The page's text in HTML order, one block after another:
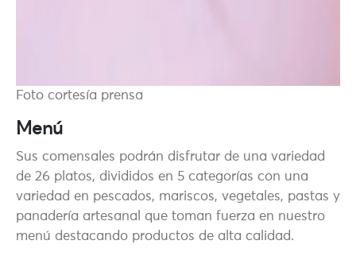
Foto cortesía prensa
Menú
Sus comensales podrán disfrutar de una variedad
de 26 platos, divididos en 5 categorías con una
variedad en pescados, mariscos, vegetales, pastas y
panadería artesanal que toman fuerza en nuestro
menú destacando productos de alta calidad.